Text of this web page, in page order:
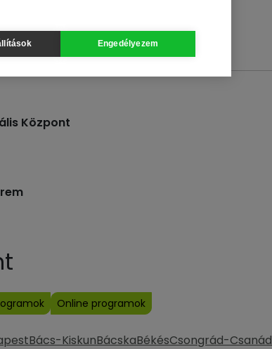
Központ
Online programok
Bács-KiskunBácskaBékésCsongrád-Csanád
Engedélyezem